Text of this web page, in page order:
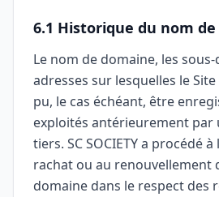
6.1 Historique du nom
Le nom de domaine, les
adresses sur lesquelles le
pu, le cas échéant, être
exploités antérieurement par
tiers. SC SOCIETY a procédé
rachat ou au renouvellement
domaine dans le respect des